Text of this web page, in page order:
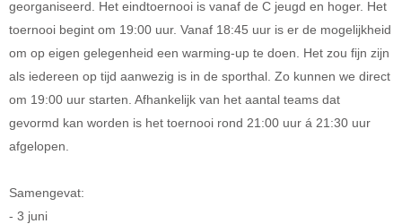
georganiseerd. Het eindtoernooi is vanaf de C jeugd en hoger. Het
toernooi begint om 19:00 uur. Vanaf 18:45 uur is er de mogelijkheid
om op eigen gelegenheid een warming-up te doen. Het zou fijn zijn
als iedereen op tijd aanwezig is in de sporthal. Zo kunnen we direct
om 19:00 uur starten. Afhankelijk van het aantal teams dat
gevormd kan worden is het toernooi rond 21:00 uur á 21:30 uur
afgelopen.
Samengevat:
- 3 juni